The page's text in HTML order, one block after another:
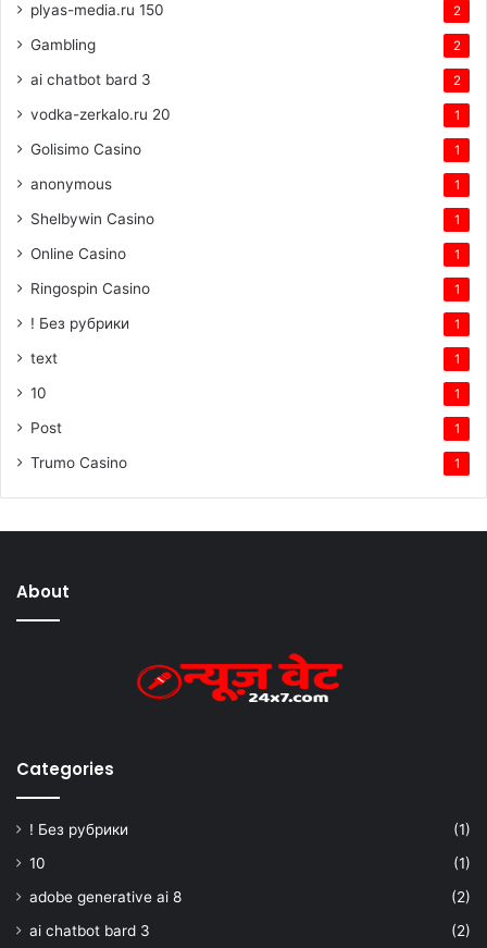
plyas-media.ru 150 2
Gambling 2
ai chatbot bard 3 2
vodka-zerkalo.ru 20 1
Golisimo Casino 1
anonymous 1
Shelbywin Casino 1
Online Casino 1
Ringospin Casino 1
! Без рубрики 1
text 1
10 1
Post 1
Trumo Casino 1
About
Categories
! Без рубрики
(1)
10
(1)
adobe generative ai 8
(2)
ai chatbot bard 3
(2)